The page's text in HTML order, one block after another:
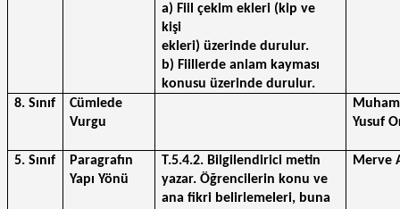
a) Fiil çekim ekleri (kip ve
kişi
ekleri) üzerinde durulur.
b) Fiillerde anlam kayması
konusu üzerinde durulur.
8. Sınıf
Cümlede
Vurgu
Yusuf
5. Sınıf
Paragrafın
Yapı Yönü
T.5.4.2. Bilgilendirici metin
yazar. Öğrencilerin konu ve
ana fikri belirlemeleri, buna
Merve